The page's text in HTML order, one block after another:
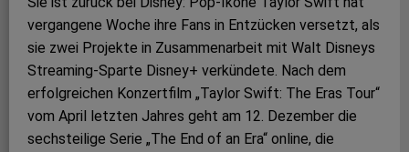
vergangene Woche ihre Fans in Entzücken versetzt, als
sie zwei Projekte in Zusammenarbeit mit Walt Disneys
Streaming-Sparte Disney+ verkündete. Nach dem
erfolgreichen Konzertfilm „Taylor Swift: The Eras Tour“
vom April letzten Jahres geht am 12. Dezember die
sechsteilige Serie „The End of an Era“ online, die